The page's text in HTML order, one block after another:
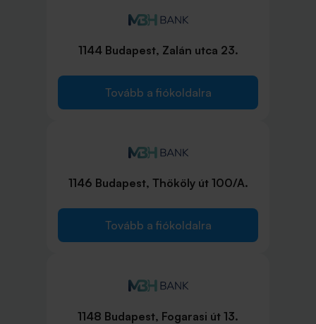
1144 Budapest, Zalán utca 23.
Tovább a fiókoldalra
1146 Budapest, Thököly út 100/A.
Tovább a fiókoldalra
1148 Budapest, Fogarasi út 13.